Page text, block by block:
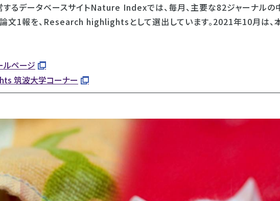
するデータベースサイトNature Indexでは、毎月、主要な82ジャーナルの
文1報を、Research highlightsとして選出しています。2021年10月は、
ルページ
筑波大学コーナー